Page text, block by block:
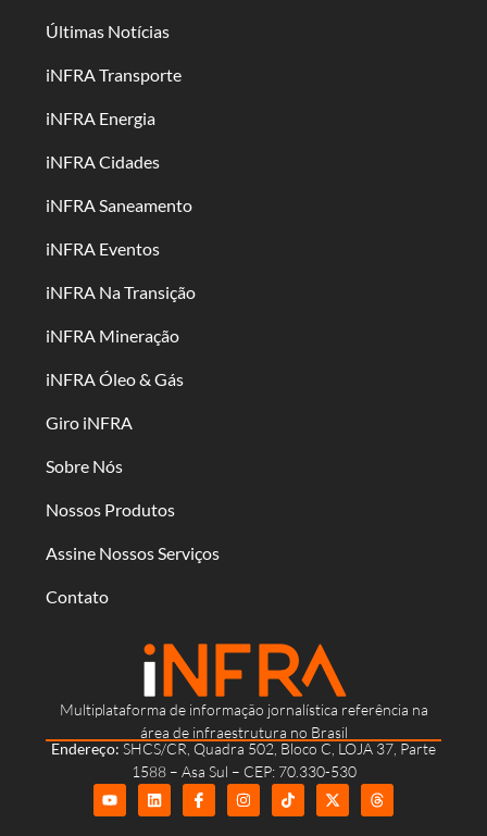
Multiplataforma de informação jornalística referência na
área de infraestrutura no Brasil
Endereço: SHCS/CR, Quadra 502, Bloco C, LOJA 37, Parte
1588 – Asa Sul – CEP: 70.330-530
Últimas Notícias
iNFRA Transporte
iNFRA Energia
iNFRA Cidades
iNFRA Saneamento
iNFRA Eventos
iNFRA Na Transição
iNFRA Mineração
iNFRA Óleo & Gás
Giro iNFRA
Sobre Nós
Nossos Produtos
Assine Nossos Serviços
Contato